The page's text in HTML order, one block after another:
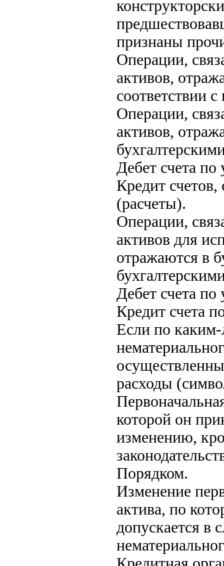
признаны
Операции,
активов,
соответствии
Операции,
активов,
Дебет счета
Кредит счетов,
(расчеты).
Операции,
активов для
отражаются в
Дебет счета по
Кредит счета
Если по
расходы
которой он
изменению,
Порядком.
Изменение
актива, по
допускается в